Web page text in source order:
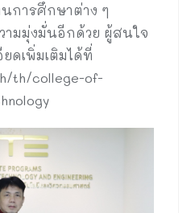
การศึกษาต่าง ๆ
มมุ่งมั่นอีกด้วย ผู้สนใจ
ดเพิ่มเติมได้ที่
th/college-of-